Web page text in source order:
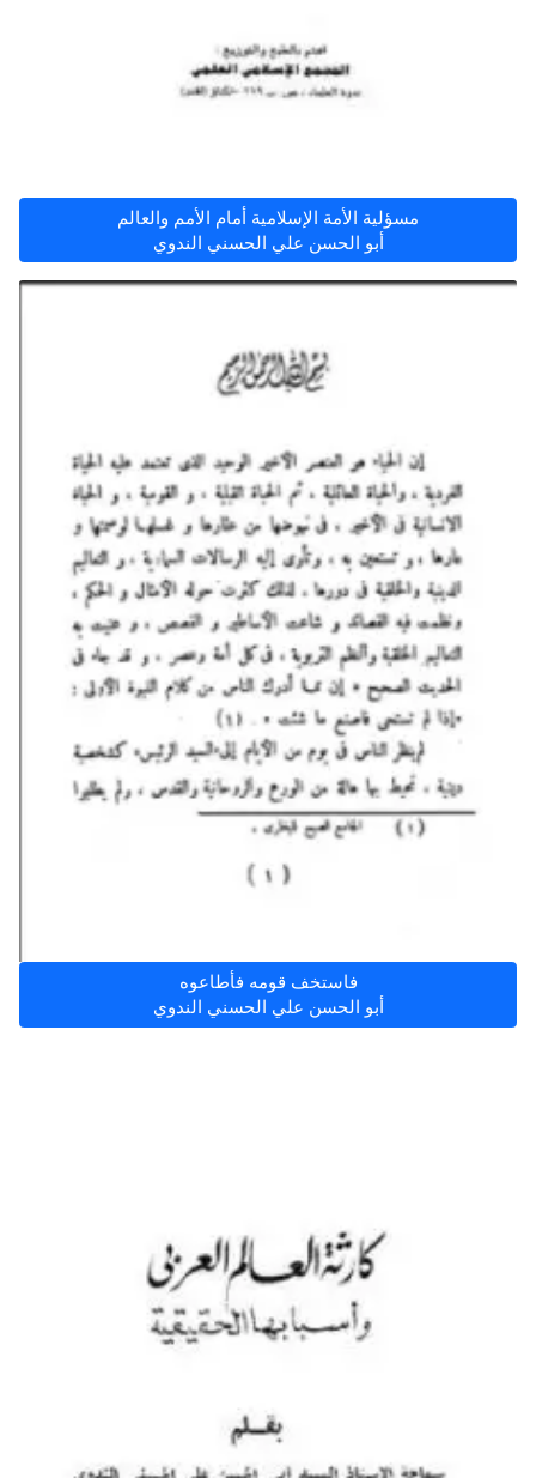
مسؤلية الأمة الإسلامية أمام الأمم والعالم
أبو الحسن علي الحسني الندوي
فاستخف قومه فأطاعوه
أبو الحسن علي الحسني الندوي